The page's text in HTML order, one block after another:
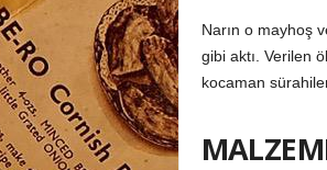
Narın o mayhoş
gibi aktı. Verilen
kocaman